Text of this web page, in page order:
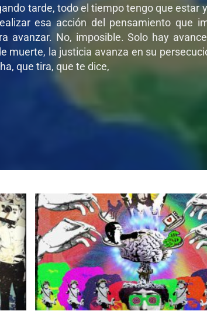
tarde, todo el tiempo tengo que estar
esa acción del pensamiento que
avanzar. No, imposible. Solo hay
muerte, la justicia avanza en su
que tira, que te dice,